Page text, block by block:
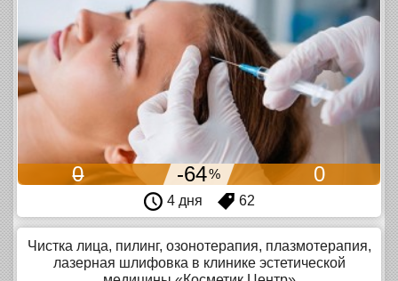
0 -64% 0
4 дня 62
Чистка лица, пилинг, озонотерапия, плазмотерапия,
лазерная шлифовка в клинике эстетической